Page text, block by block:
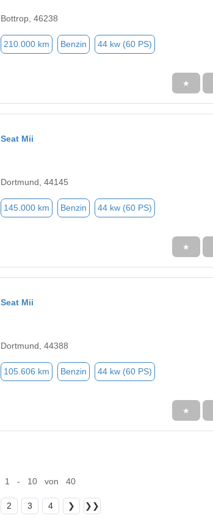
Bottrop, 46238
210.000 km Benzin 44 kw (60 PS)
★
Seat Mii
Dortmund, 44145
145.000 km Benzin 44 kw (60 PS)
★
Seat Mii
Dortmund, 44388
105.606 km Benzin 44 kw (60 PS)
★
1 - 10 von 40
2 3 4 ❯ ❯❯